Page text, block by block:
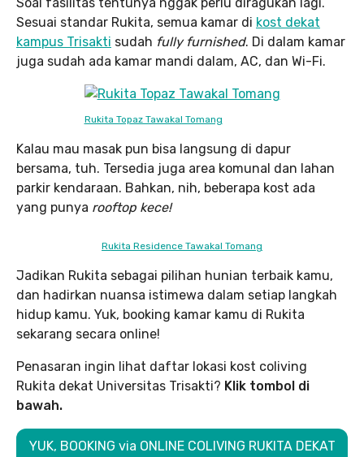
Soal fasilitas tentunya nggak perlu diragukan lagi.
Sesuai standar Rukita, semua kamar di kost dekat
kampus Trisakti sudah fully furnished. Di dalam kamar
juga sudah ada kamar mandi dalam, AC, dan Wi-Fi.
Rukita Topaz Tawakal Tomang
Kalau mau masak pun bisa langsung di dapur
bersama, tuh. Tersedia juga area komunal dan lahan
parkir kendaraan. Bahkan, nih, beberapa kost ada
yang punya rooftop kece!
Rukita Residence Tawakal Tomang
Jadikan Rukita sebagai pilihan hunian terbaik kamu,
dan hadirkan nuansa istimewa dalam setiap langkah
hidup kamu. Yuk, booking kamar kamu di Rukita
sekarang secara online!
Penasaran ingin lihat daftar lokasi kost coliving
Rukita dekat Universitas Trisakti? Klik tombol di
bawah.
YUK, BOOKING via ONLINE COLIVING RUKITA DEKAT